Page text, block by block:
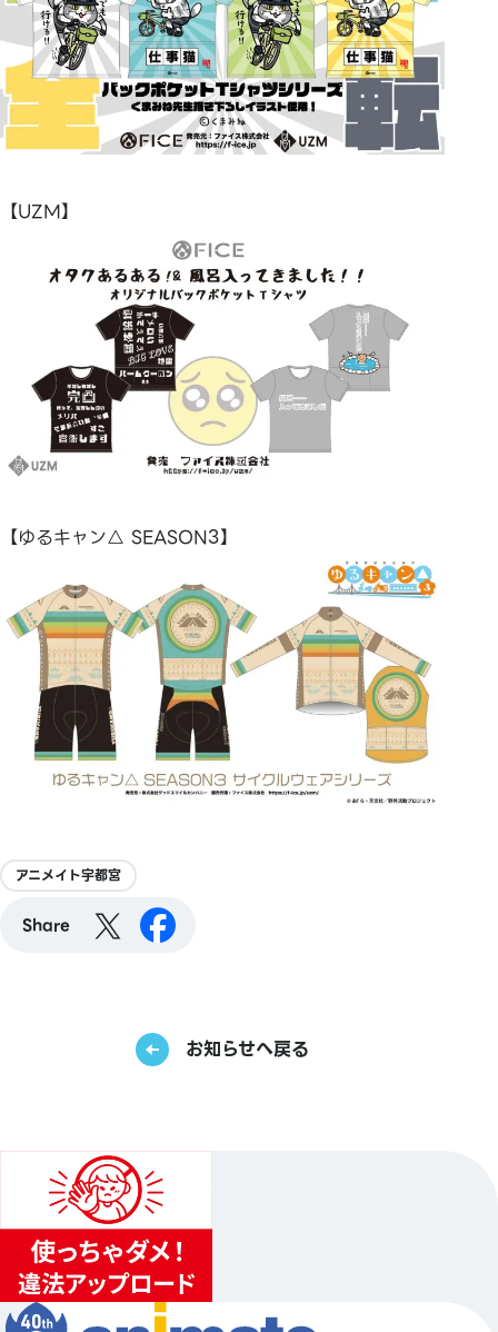
【UZM】
【ゆるキャン△ SEASON3】
アニメイト宇都宮
Share
お知らせへ戻る